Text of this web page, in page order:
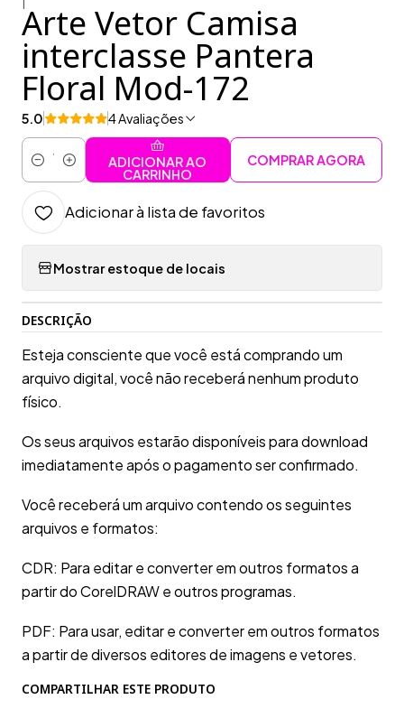
Arte Vetor Camisa
interclasse Pantera
Floral Mod-172
5.0 4 Avaliações
Quantidade
ADICIONAR AO
CARRINHO
COMPRAR AGORA
Adicionar à lista de favoritos
Mostrar estoque de locais
DESCRIÇÃO
Esteja consciente que você está comprando um
arquivo digital, você não receberá nenhum produto
físico.
Os seus arquivos estarão disponíveis para download
imediatamente após o pagamento ser confirmado.
Você receberá um arquivo contendo os seguintes
arquivos e formatos:
CDR: Para editar e converter em outros formatos a
partir do CorelDRAW e outros programas.
PDF: Para usar, editar e converter em outros formatos
a partir de diversos editores de imagens e vetores.
COMPARTILHAR ESTE PRODUTO